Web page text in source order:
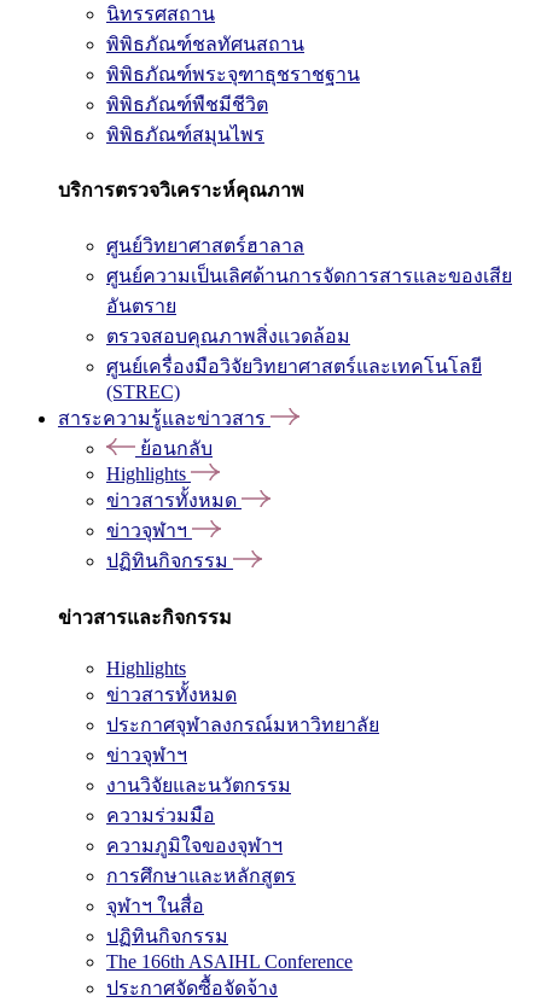
นิทรรศสถาน
พิพิธภัณฑ์ชลทัศนสถาน
พิพิธภัณฑ์พระจุฑาธุชราชฐาน
พิพิธภัณฑ์พืชมีชีวิต
พิพิธภัณฑ์สมุนไพร
บริการตรวจวิเคราะห์คุณภาพ
ศูนย์วิทยาศาสตร์ฮาลาล
ศูนย์ความเป็นเลิศด้านการจัดการสารและของเสีย
อันตราย
ตรวจสอบคุณภาพสิ่งแวดล้อม
ศูนย์เครื่องมือวิจัยวิทยาศาสตร์และเทคโนโลยี
(STREC)
สาระความรู้และข่าวสาร
ย้อนกลับ
Highlights
ข่าวสารทั้งหมด
ข่าวจุฬาฯ
ปฏิทินกิจกรรม
ข่าวสารและกิจกรรม
Highlights
ข่าวสารทั้งหมด
ประกาศจุฬาลงกรณ์มหาวิทยาลัย
ข่าวจุฬาฯ
งานวิจัยและนวัตกรรม
ความร่วมมือ
ความภูมิใจของจุฬาฯ
การศึกษาและหลักสูตร
จุฬาฯ ในสื่อ
ปฏิทินกิจกรรม
The 166th ASAIHL Conference
ประกาศจัดซื้อจัดจ้าง